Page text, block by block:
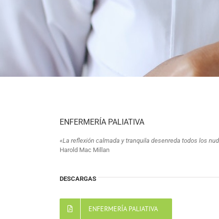
ENFERMERÍA PALIATIVA
«La reflexión calmada y tranquila desenreda todos los
Harold Mac Millan
DESCARGAS
ENFERMERÍA PALIATIVA